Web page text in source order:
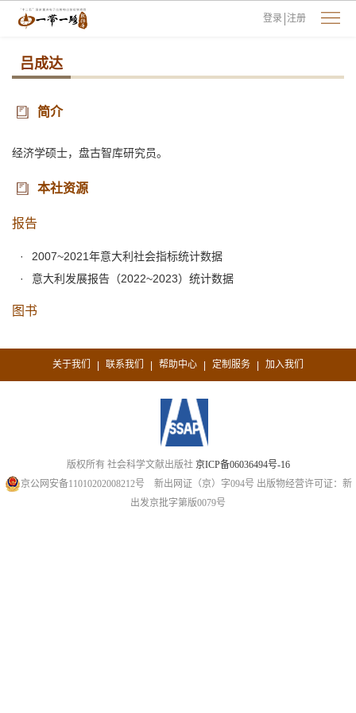
登录 注册
吕成达
简介
经济学硕士，盘古智库研究员。
本社资源
报告
2007~2021年意大利社会指标统计数据
意大利发展报告（2022~2023）统计数据
图书
关于我们 | 联系我们 | 帮助中心 | 定制服务 | 加入我们
版权所有 社会科学文献出版社 京ICP备06036494号-16
京公网安备11010202008212号 新出网证（京）字094号 出版物经营许可证：新
出发京批字第版0079号